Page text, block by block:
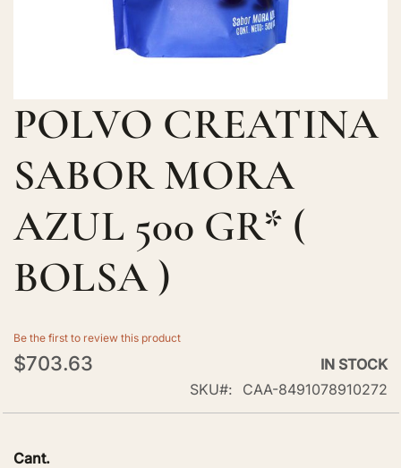
Skip
to
beginning
the
images
gallery
POLVO CREATINA
SABOR MORA
AZUL 500 GR* (
BOLSA )
Be the first to review this product
$703.63
IN STOCK
SKU
CAA-8491078910272
Cant.